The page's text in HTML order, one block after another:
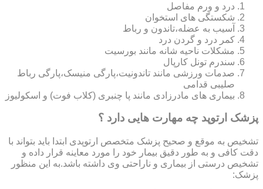
درد و ورم مفاصل
شکستگی های استخوان
آسیب به عضله،تاندون و رباط
کمر درد و گردن درد
مشکلات ناحیه شانه مانند بورسیت
سندرم تونل کارپال
صدمات ورزشی مانند تاندونیت،پارگی منیسک،پارگی رباط
صلیبی قدامی
بیماری های مادرزادی مانند پا چنبری (کلاب فوت) و اسکولیوز
پزشک ارتوپد چه مهارت هایی دارد ؟
تشخیص به موقع و صحیح پزشک متخصص ارتوپدی ابتدا باید بتواند با
دقت کافی و به طور دقیق بیمار خود را مورد معاینه قرار داده و
تشخیص درستی از بیماری و ناراحتی وی داشته باشد.به این منظور
پزشک: